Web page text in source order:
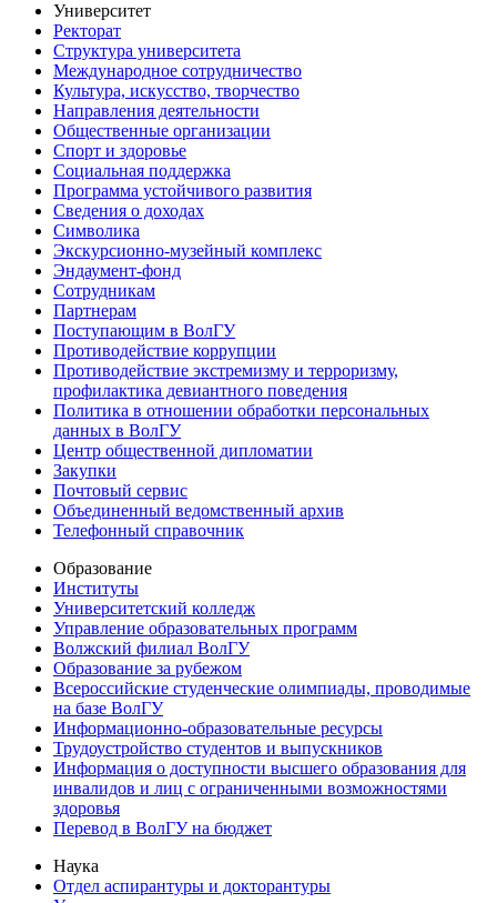
Университет
Ректорат
Структура университета
Международное сотрудничество
Культура, искусство, творчество
Направления деятельности
Общественные организации
Спорт и здоровье
Социальная поддержка
Программа устойчивого развития
Сведения о доходах
Символика
Экскурсионно-музейный комплекс
Эндаумент-фонд
Сотрудникам
Партнерам
Поступающим в ВолГУ
Противодействие коррупции
Противодействие экстремизму и терроризму,
профилактика девиантного поведения
Политика в отношении обработки персональных
данных в ВолГУ
Центр общественной дипломатии
Закупки
Почтовый сервис
Объединенный ведомственный архив
Телефонный справочник
Образование
Институты
Университетский колледж
Управление образовательных программ
Волжский филиал ВолГУ
Образование за рубежом
Всероссийские студенческие олимпиады, проводимые
на базе ВолГУ
Информационно-образовательные ресурсы
Трудоустройство студентов и выпускников
Информация о доступности высшего образования для
инвалидов и лиц с ограниченными возможностями
здоровья
Перевод в ВолГУ на бюджет
Наука
Отдел аспирантуры и докторантуры